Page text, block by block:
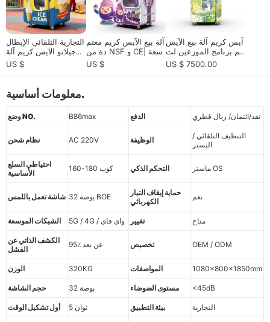
التجارية التلقائي الإيطال
ية جيلاتو الآيس كريم آلة
بيع| 59 نكهة ، 15 ثانية /
خدمة
US $
آلة بيع الآيس كريم معتم
دة من NSF و CE| سعة
20L ، التنظيف الذاتي 2
4/7
US $
آيس كريم آلة بيع الآيس
كريم برنامج الموزعين لت
جارة التجزئة الأوتوماتيك
ية الناعمة مربحة
US $ 7500.00
معلومات أساسية.
وضع NO. B86max الدفع نقد/ائتمان/ ريال قطري
نظام شحن AC 220V الوظيفة
التنظيف التلقائي /
البستر
احتياطي السلع
الأساسية
160-180 كوب التحكم الذكي ماستر OS
شاشة تعمل باللمس 32 بوصة BOE
حماية إيقاف التيار
الكهربائي
نعم
الشبكات الموسعة 5G / 4G / واي فاي تغيير متاح
الكشف الذاتي عن
الفشل
95٪ عن بعد تخصيص OEM / ODM
الوزن 320KG المواصفات 1080x800x1850mm
حجم الشاشة 32 بوصة مستوى الضوضاء <45dB
أول تشكيل الوقت 5 ثوان بيئة التطبيق التجارية